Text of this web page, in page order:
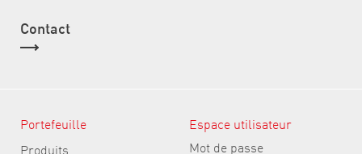
Contact
Portefeuille
Produits
Espace utilisateur
Mot de passe